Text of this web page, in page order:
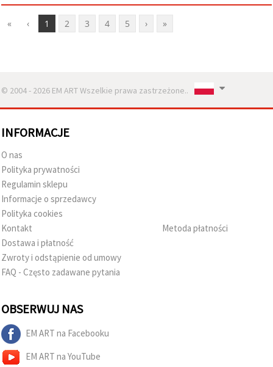
« ‹ 1 2 3 4 5 › »
© 2004 - 2026 EM ART Wszelkie prawa zastrzeżone..
INFORMACJE
O nas
Polityka prywatności
Regulamin sklepu
Informacje o sprzedawcy
Polityka cookies
Kontakt
Dostawa i płatność
Zwroty i odstąpienie od umowy
FAQ - Często zadawane pytania
Metoda płatności
OBSERWUJ NAS
EM ART na Facebooku
EM ART na YouTube